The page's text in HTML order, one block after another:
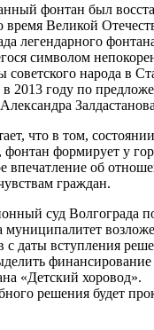
фонтан был
время Великой
легендарного
символом
советского народа в
2013 году по
что в том,
фонтан формирует у
впечатление об
граждан.
суд Волгограда
с даты вступления
«Детский хоровод».
решения будет